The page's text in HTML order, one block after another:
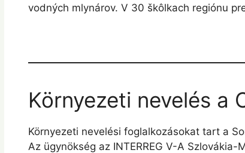
vodných mlynárov. V 30 škôlkach regiónu
Környezeti nevelés a
Környezeti nevelési foglalkozásokat tart a
Az ügynökség az INTERREG V-A